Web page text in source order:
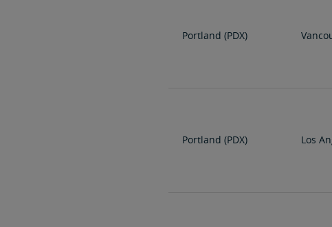
Portland (PDX)
Portland (PDX) Los